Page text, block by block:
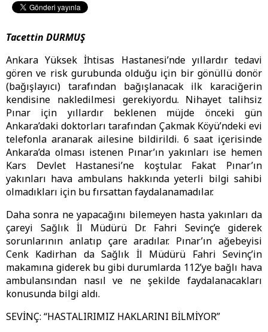
Tacettin DURMUŞ
Ankara Yüksek İhtisas Hastanesi’nde yıllardır tedavi
gören ve risk gurubunda olduğu için bir gönüllü donör
(bağışlayıcı) tarafından bağışlanacak ilk karaciğerin
kendisine nakledilmesi gerekiyordu. Nihayet talihsiz
Pınar için yıllardır beklenen müjde önceki gün
Ankara’daki doktorları tarafından Çakmak Köyü’ndeki evi
telefonla aranarak ailesine bildirildi. 6 saat içerisinde
Ankara’da olması istenen Pınar’ın yakınları ise hemen
Kars Devlet Hastanesi’ne koştular. Fakat Pınar’ın
yakınları hava ambulans hakkında yeterli bilgi sahibi
olmadıkları için bu fırsattan faydalanamadılar.
Daha sonra ne yapacağını bilemeyen hasta yakınları da
çareyi Sağlık İl Müdürü Dr. Fahri Sevinç’e giderek
sorunlarının anlatıp çare aradılar. Pınar’ın ağebeyisi
Cenk Kadirhan da Sağlık İl Müdürü Fahri Sevinç’in
makamına giderek bu gibi durumlarda 112’ye bağlı hava
ambulansından nasıl ve ne şekilde faydalanacakları
konusunda bilgi aldı.
SEVİNÇ: “HASTALIRIMIZ HAKLARINI BİLMİYOR”